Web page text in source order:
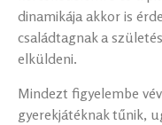
dinamikája akkor is
családtagnak a
elküldeni.
Mindezt figyelembe
gyerekjátéknak tűnik,